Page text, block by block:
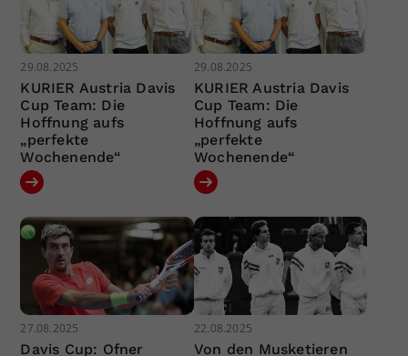
29.08.2025
KURIER Austria Davis
Cup Team: Die
Hoffnung aufs
„perfekte
Wochenende“
29.08.2025
KURIER Austria Davis
Cup Team: Die
Hoffnung aufs
„perfekte
Wochenende“
27.08.2025
Davis Cup: Ofner
22.08.2025
Von den Musketieren